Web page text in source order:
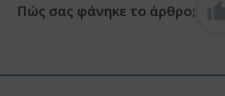
Πώς σας φάνηκε το άρθρο;